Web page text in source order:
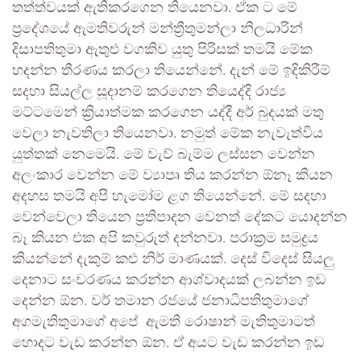
තත්ත්වයක් ඇතිකරගෙන තියෙනවා. ඒක ට මේ
ප්‍රදේශයේ ඇමතිවරුන් මන්ත්‍රීතුමන්ලා නිලධාරින්
දිසාපතිතුමා ඇතුළු වගකිව යුතු පිරිසක් තමයි මේක
හදන්න තීරණය කරලා තියෙන්නේ. දැන් මේ ඉදිකිරීම්
සදහා සියල්ල සූදානම් කරගෙන තියෙද්දි රාජ්‍ය
මට්ටමෙන් ක්‍රියාත්මක කරගෙන යද්දී අර් බුදයක් මතු
වෙලා නැවතිලා තියෙනවා. නමුත් මේක නැවැත්විය
යුත්තක් නෙමෙයි. මේ වැව් බැම්ම ලස්සන වෙන්න
අලංකාර වෙන්න මේ ව්‍යාපෘ තිය කරන්න ඕනෑ කියන
අදහස තමයි අපි හැමෝම ළග තියෙන්නේ. මේ සදහා
වෙන්වෙලා තියෙන ප්‍රතිපාදන වෙනත් දේකට යොදන්න
බෑ කියන එක අපි කවුරුත් දන්නවා. පරාක්‍රම සමුද්‍රය
කියන්නේ දැකුම් කළු නිර් මාණයක්. දෙස් විදෙස් සියලු
දෙනාට සංචරණය කරන්න ආශ්වාදයක් ලබන්න ඉඩ
දෙන්න ඕන. වර් තමාන රජයේ ජනාධිපතිතුමාගේ
අගමැතිතුමාගේ අපේ ඇමති රොෂාන් මැතිතුමාටත්
හොදට වැඩ කරන්න ඕන. ඒ අයට වැඩ කරන්න ඉඩ